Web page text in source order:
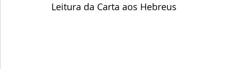
Leitura da Carta aos Hebreus